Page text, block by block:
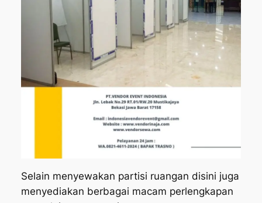
Selain menyewakan partisi ruangan disini juga
menyediakan berbagai macam perlengkapan